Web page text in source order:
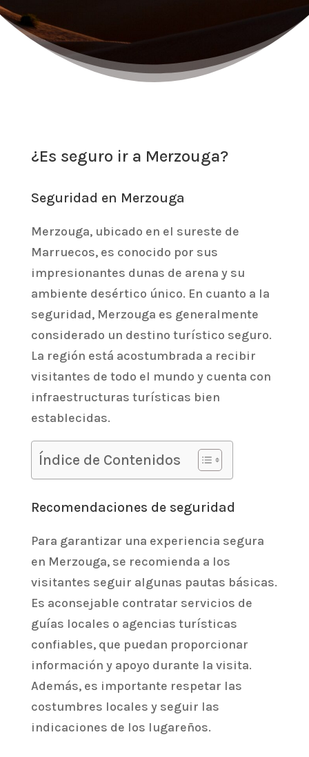
¿Es seguro ir a Merzouga?
Seguridad en Merzouga
Merzouga, ubicado en el sureste de
Marruecos, es conocido por sus
impresionantes dunas de arena y su
ambiente desértico único. En cuanto a la
seguridad, Merzouga es generalmente
considerado un destino turístico seguro.
La región está acostumbrada a recibir
visitantes de todo el mundo y cuenta con
infraestructuras turísticas bien
establecidas.
Índice de Contenidos
Recomendaciones de seguridad
Para garantizar una experiencia segura
en Merzouga, se recomienda a los
visitantes seguir algunas pautas básicas.
Es aconsejable contratar servicios de
guías locales o agencias turísticas
confiables, que puedan proporcionar
información y apoyo durante la visita.
Además, es importante respetar las
costumbres locales y seguir las
indicaciones de los lugareños.